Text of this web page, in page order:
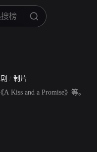
/ 制片
Kiss and a Promise》等。